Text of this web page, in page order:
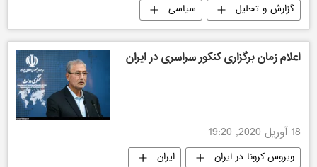
گزارش و تحلیل سیاسی
اعلام زمان برگزاری کنکور سراسری در ایران
18 آوریل 2020, 19:20
ویروس کرونا در ایران ایران